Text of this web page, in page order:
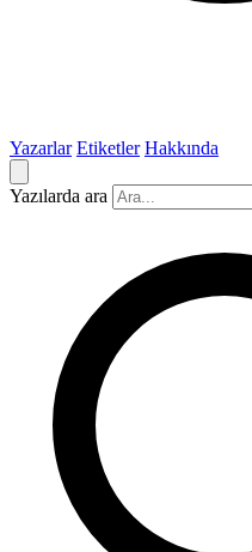
Yazarlar Etiketler Hakkında
Yazılarda ara